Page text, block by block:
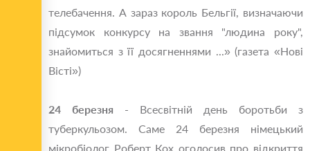
телебачення. А зараз король Бельгії, визначаючи
підсумок конкурсу на звання "людина року",
знайомиться з її досягненнями ...» (газета «Нові
Вісті»)
24 березня - Всесвітній день боротьби з
туберкульозом. Саме 24 березня німецький
мікробіолог Роберт Кох оголосив про відкриття